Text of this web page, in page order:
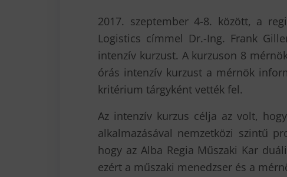
2017. szeptember 4-8. között, a
Logistics címmel Dr.-Ing. Frank
intenzív kurzust. A kurzuson 8
órás intenzív kurzust a mérnök
kritérium tárgyként vették fel.
Az intenzív kurzus célja az volt,
alkalmazásával nemzetközi szintű
hogy az Alba Regia Műszaki Kar
ezért a műszaki menedzser és a